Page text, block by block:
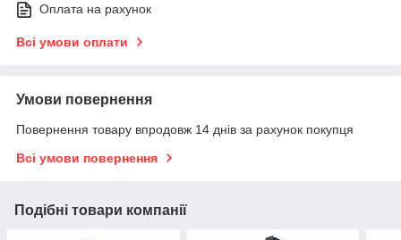
Оплата на рахунок
Всі умови оплати
Умови повернення
Повернення товару впродовж 14 днів за рахунок покупця
Всі умови повернення
Подібні товари компанії